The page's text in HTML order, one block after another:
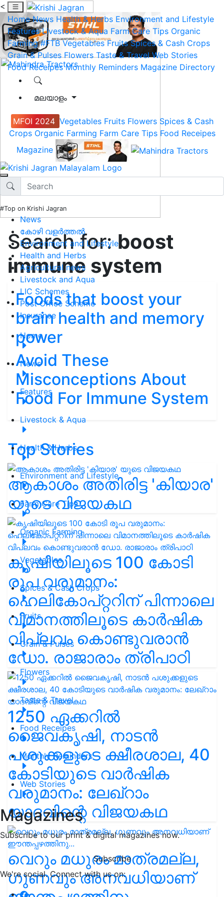
<
Home News Health & Herbs Environment and Lifestyle
Features Livestock & Aqua Farm Care Tips Organic
Farming #FTB Vegetables Fruits Spices & Cash Crops
Grain & Pulses Flowers Taste & Travel Web Stories
Food Receipes Monthly Reminders Magazine Directory
മലയാളം
MFOI 2024 Vegetables Fruits Flowers Spices & Cash
Crops Organic Farming Farm Care Tips Food Receipes
Magazine
#Top on Krishi Jagran
News
കോഴി വളർത്തൽ
Environment and Lifestyle
Health and Herbs
Agricultural news
Livestock and Aqua
LIC Schemes
Post Office Scheme
Insurance
Home
News
Features
Livestock & Aqua
Health & Herbs
Environment and Lifestyle
Farm Care Tips
Organic Farming
Vegetables
Spices & Cash Crops
Fruits
Grain & Pulses
Flowers
Taste & Travel
Food Receipes
Monthly Reminders
Web Stories
Magazines
Subscribe to our print & digital magazines now.
Subscribe
We're social. Connect with us on:
Search for:boost
immune system
Foods that boost your
brain health and memory
power
Avoid These
Misconceptions About
Food For Immune System
Top Stories
ആകാശം അതിരിട്ട 'കിയാര'
യുടെ വിജയകഥ
കൃഷിയിലൂടെ 100 കോടി
രൂപ വരുമാനം:
ഹെലികോപ്റ്ററിന് പിന്നാലെ
വിമാനത്തിലൂടെ കാർഷിക
വിപ്ലവം കൊണ്ടുവരാൻ
ഡോ. രാജാരാം ത്രിപാഠി
1250 ഏക്കറിൽ
ജൈവകൃഷി, നാടൻ
പശുക്കളുടെ ക്ഷീരശാല, 40
കോടിയുടെ വാർഷിക
വരുമാനം: ലേഖ്‌റാം
യാദവിന്റെ വിജയകഥ
വെറും മധുരം മാത്രമല്ല,
ഗുണവും അനവധിയാണ്